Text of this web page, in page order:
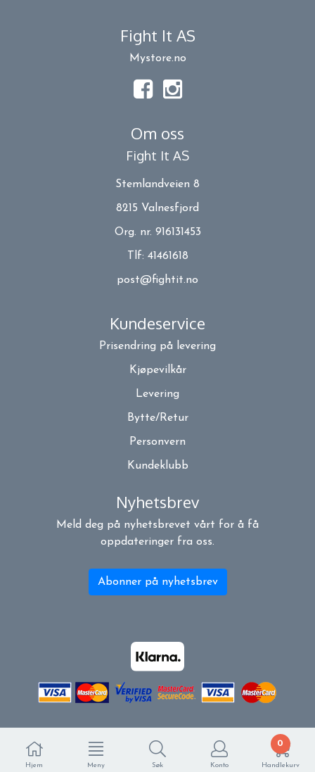
Hjem Meny Søk Konto
0
Handlekurv
Fight It AS
Mystore.no
Om oss
Fight It AS
Stemlandveien 8
8215 Valnesfjord
Org. nr. 916131453
Tlf: 41461618
post@fightit.no
Kundeservice
Prisendring på levering
Kjøpevilkår
Levering
Bytte/Retur
Personvern
Kundeklubb
Nyhetsbrev
Meld deg på nyhetsbrevet vårt for å få
oppdateringer fra oss.
Abonner på nyhetsbrev